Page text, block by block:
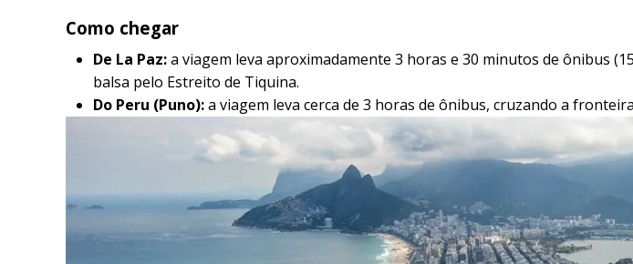
Como chegar
De La Paz:a viagem leva aproximadamente 3 horas e 30 minutos de ônibus
balsa pelo Estreito de Tiquina.
Do Peru (Puno):a viagem leva cerca de 3 horas de ônibus, cruzando a